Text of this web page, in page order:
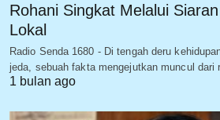
Rohani Singkat Melalui
Lokal
Radio Senda 1680 - Di tengah deru
jeda, sebuah fakta mengejutkan muncul dari
1 bulan ago